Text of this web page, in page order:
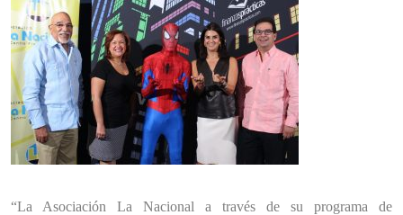
“La Asociación La Nacional a través de su programa de